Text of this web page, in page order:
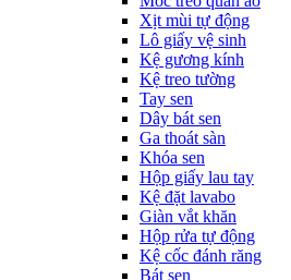
Xịt mùi tự động
Lô giấy vệ sinh
Kệ gương kính
Kệ treo tường
Tay sen
Dây bát sen
Ga thoát sàn
Khóa sen
Hộp giấy lau tay
Kệ đặt lavabo
Giàn vắt khăn
Hộp rửa tự động
Kệ cốc đánh răng
Bát sen